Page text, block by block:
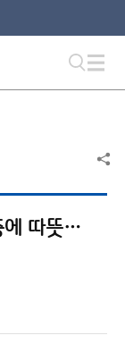
장동언 기상청장, 한파 취약계층에 따뜻한 손길